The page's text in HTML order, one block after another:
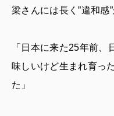
梁さんには長く”違和感”
「日本に来た25年前
味しいけど生まれ育っ
た」